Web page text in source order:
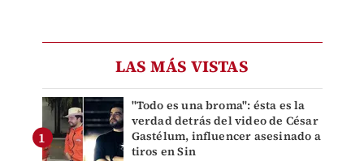
LAS MÁS VISTAS
"Todo es una broma": ésta es la
verdad detrás del video de César
Gastélum, influencer asesinado a
tiros en Sin